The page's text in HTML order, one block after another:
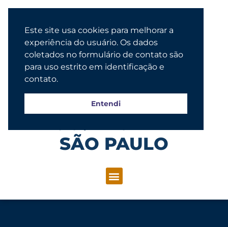
SÃO PAULO
Este site usa cookies para melhorar a
experiência do usuário. Os dados
coletados no formulário de contato são
para uso estrito em identificação e
contato.
Entendi